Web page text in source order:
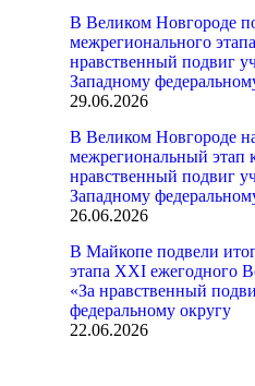
В Великом Новгороде
межрегионального
нравственный подвиг
Западному
29.06.2026
В Великом Новгороде
межрегиональный этап
нравственный подвиг
Западному
26.06.2026
В Майкопе подвели
этапа XXI ежегодного
«За нравственный
федеральному округу
22.06.2026